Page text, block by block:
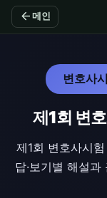
arrow_back 메인
변호사
제1회 변
제1회 변호사시
답·보기별 해설